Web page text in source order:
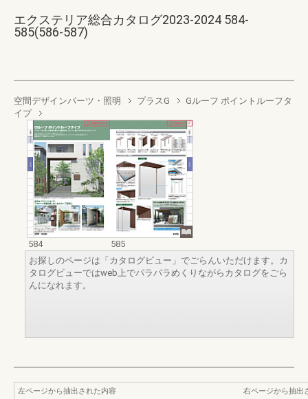
エクステリア総合カタログ2023-2024 584-
585(586-587)
空間デザインパーツ・照明 プラスG
Gルーフ ポイントルーフタ
イプ
584
585
お探しのページは「カタログビュー」でごらんいただけます。カ
タログビューではweb上でパラパラめくりながらカタログをごら
んになれます。
左ページから抽出された内容
右ページから抽出